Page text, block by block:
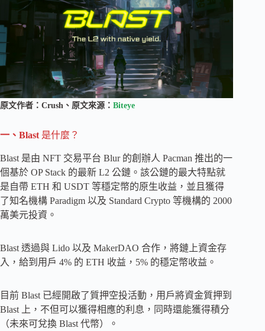
原文作者：Crush、原文來源： Biteye
一、Blast 是什麼？
Blast 是由 NFT 交易平台 Blur 的創辦人 Pacman 推出的一
個基於 OP Stack 的最新 L2 公鏈。該公鏈的最大特點就
是自帶 ETH 和 USDT 等穩定幣的原生收益，並且獲得
了知名機構 Paradigm 以及 Standard Crypto 等機構的 2000
萬美元投資。
Blast 透過與 Lido 以及 MakerDAO 合作，將鏈上資金存
入，給到用戶 4% 的 ETH 收益，5% 的穩定幣收益。
目前 Blast 已經開啟了質押空投活動，用戶將資金質押到
Blast 上，不但可以獲得相應的利息，同時還能獲得積分
（未來可兌換 Blast 代幣）。